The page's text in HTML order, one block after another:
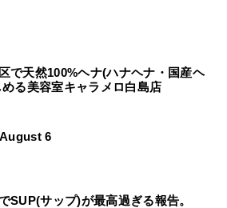
で天然100%ヘナ(ハナヘナ・国産ヘ
る美容室キャラメロ白島店
6
SUP(サップ)が最高過ぎる報告。